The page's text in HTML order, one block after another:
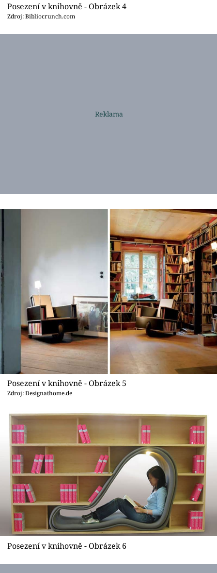
Posezení v knihovně - Obrázek 4
Zdroj: Bibliocrunch.com
Posezení v knihovně - Obrázek 5
Zdroj: Designathome.de
Posezení v knihovně - Obrázek 6